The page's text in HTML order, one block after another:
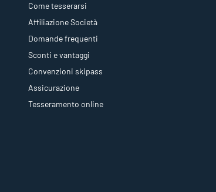
Come tesserarsi
Affiliazione Società
Domande frequenti
Sconti e vantaggi
Convenzioni skipass
Assicurazione
Tesseramento online